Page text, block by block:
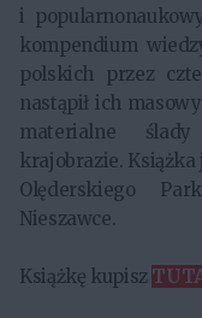
i
kompendium
polskich przez
nastąpił ich
materialne
krajobrazie.
Olęderskiego
Nieszawce.
Książkę kupisz